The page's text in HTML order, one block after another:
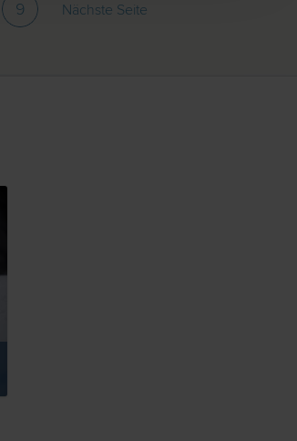
9 Nächste Seite